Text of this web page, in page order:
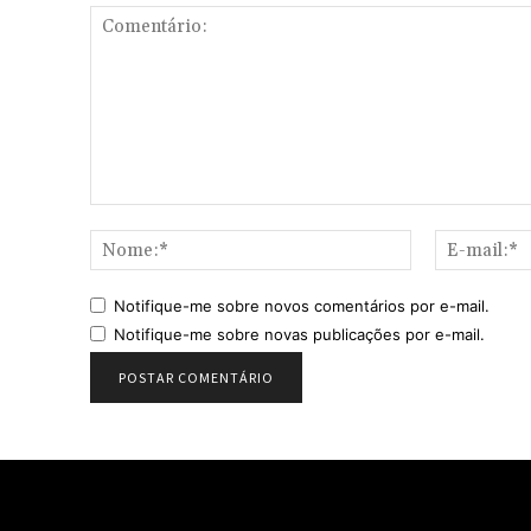
Nome:*
Notifique-me sobre novos comentários por e-mail.
Notifique-me sobre novas publicações por e-mail.